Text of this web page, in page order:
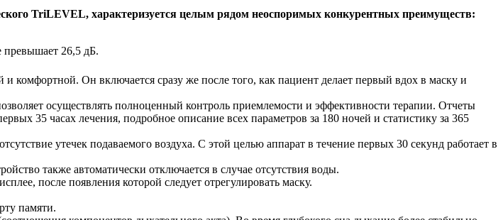
TriLEVEL, характеризуется целым рядом неоспоримых конкурентных преимуществ:
превышает 26,5 дБ.
комфортной. Он включается сразу же после того, как пациент делает первый вдох в маску и
осуществлять полноценный контроль приемлемости и эффективности терапии. Отчеты
35 часах лечения, подробное описание всех параметров за 180 ночей и статистику за 365
утечек подаваемого воздуха. С этой целью аппарат в течение первых 30 секунд работает в
также автоматически отключается в случае отсутствия воды.
после появления которой следует отрегулировать маску.
памяти.